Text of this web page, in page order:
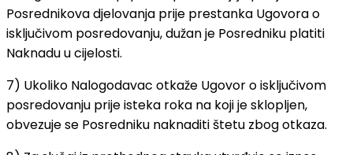
Posrednikova djelovanja prije prestanka Ugovora o
isključivom posredovanju, dužan je Posredniku platiti
Naknadu u cijelosti.
7) Ukoliko Nalogodavac otkaže Ugovor o isključivom
posredovanju prije isteka roka na koji je sklopljen,
obvezuje se Posredniku naknaditi štetu zbog otkaza.